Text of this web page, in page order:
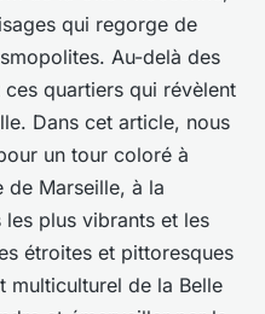
qui regorge de
Au-delà des
quartiers qui révèlent
Dans cet article, nous
un tour coloré à
de Marseille, à la
plus vibrants et les
étroites et pittoresques
multiculturel de la Belle